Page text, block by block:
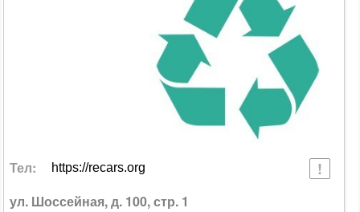
Тел: https://recars.org
ул. Шоссейная, д. 100, стр. 1